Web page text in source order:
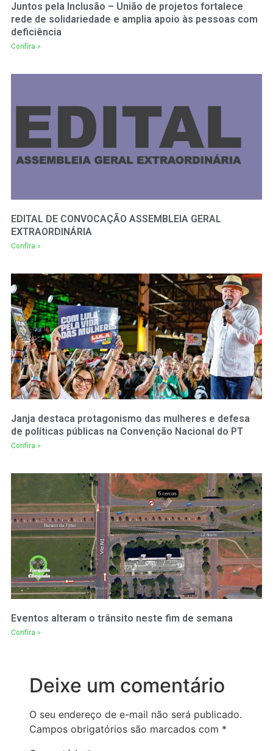
Juntos pela Inclusão – União de projetos fortalece
rede de solidariedade e amplia apoio às pessoas com
deficiência
Confira »
EDITAL DE CONVOCAÇÃO ASSEMBLEIA GERAL
EXTRAORDINÁRIA
Confira »
Janja destaca protagonismo das mulheres e defesa
de políticas públicas na Convenção Nacional do PT
Confira »
Eventos alteram o trânsito neste fim de semana
Confira »
Deixe um comentário
O seu endereço de e-mail não será publicado.
Campos obrigatórios são marcados com *